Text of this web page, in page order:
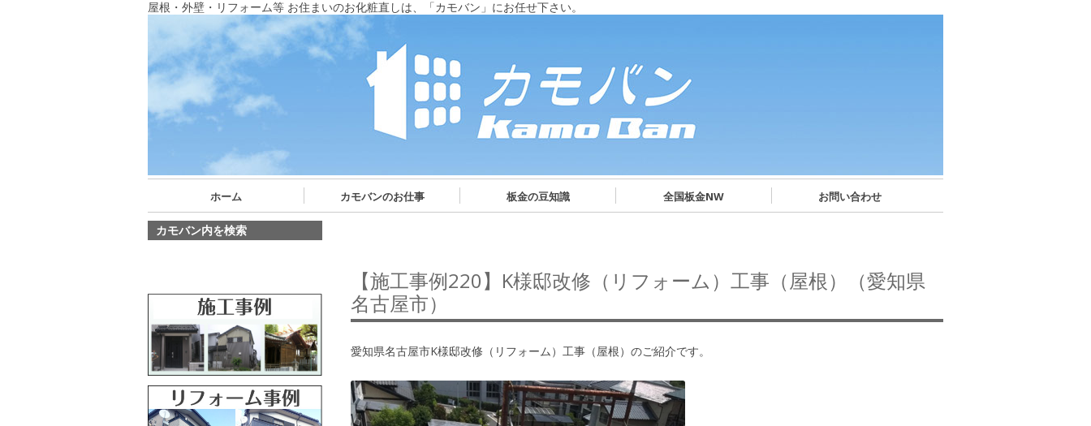
屋根・外壁・リフォーム等 お住まいのお化粧直しは、「カモバン」にお任せ下さい。
ホーム カモバンのお仕事 板金の豆知識 全国板金NW お問い合わせ
【施工事例220】K様邸改修（リフォーム）工事（屋根）（愛知県
名古屋市）
愛知県名古屋市K様邸改修（リフォーム）工事（屋根）のご紹介です。
カモバン内を検索